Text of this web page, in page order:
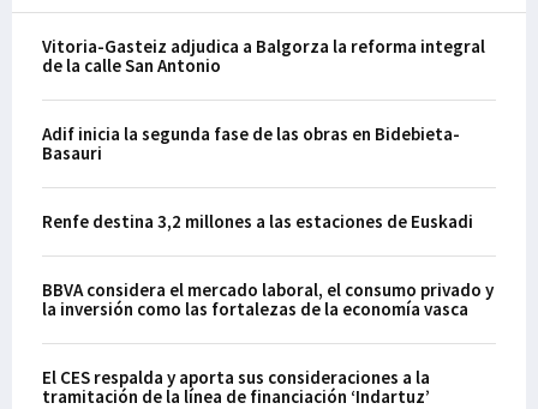
Vitoria-Gasteiz adjudica a Balgorza la reforma integral
de la calle San Antonio
Adif inicia la segunda fase de las obras en Bidebieta-
Basauri
Renfe destina 3,2 millones a las estaciones de Euskadi
BBVA considera el mercado laboral, el consumo privado y
la inversión como las fortalezas de la economía vasca
El CES respalda y aporta sus consideraciones a la
tramitación de la línea de financiación ‘Indartuz’